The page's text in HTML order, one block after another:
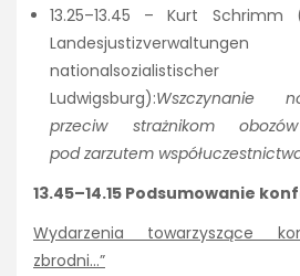
13.25–13.45 – Kurt
Ludwigsburg):Wszczynanie
przeciw strażnikom
pod zarzutem
13.45–14.15 Podsumowanie
Wydarzenia towarzyszące
zbrodni…”